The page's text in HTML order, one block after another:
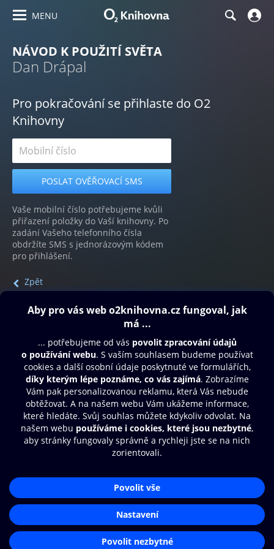
MENU
NÁVOD K POUŽITÍ SVĚTA
Dan Drápal
Pro pokračování se přihlaste do O2
Knihovny
Vaše mobilní číslo potřebujeme kvůli
přiřazení položky do Vaší knihovny. Po
zadání Vašeho telefonního čísla
obdržíte SMS s jednorázovým kódem
pro přihlášení.
Zpět
Obsah ke stažení
Moje O2 Knihovna
Další zábava
© O2 Czech Republic a.s.
Přístupnost
Zásady zpracování osobních údajů
Nastavení cookies
Aplikace O2 Knihovna
Čti a poslouchej své e-knihy a
audioknihy rychleji a pohodlněji.